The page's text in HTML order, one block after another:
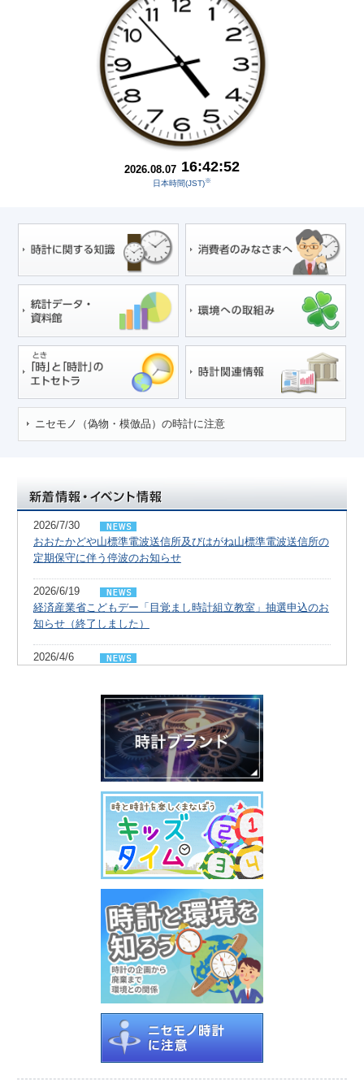
2026.08.07 16:42:53
日本時間(JST)※
ニセモノ（偽物・模倣品）の時計に注意
ニュースリリース/トピックス/イベント情報